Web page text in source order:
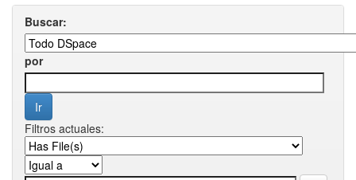
Buscar:
por
Filtros actuales: